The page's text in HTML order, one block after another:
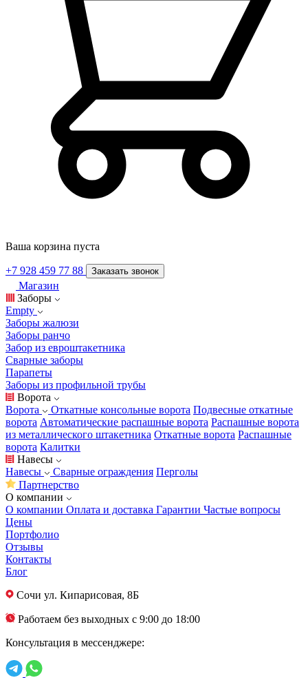
Ваша корзина пуста
+7 928 459 77 88 Заказать звонок
Магазин
Заборы
Empty
Заборы жалюзи
Заборы ранчо
Забор из евроштакетника
Сварные заборы
Парапеты
Заборы из профильной трубы
Ворота
Ворота
Откатные консольные ворота Подвесные откатные
ворота Автоматические распашные ворота Распашные ворота
из металлического штакетника Откатные ворота Распашные
ворота Калитки
Навесы
Навесы
Сварные ограждения Перголы
Партнерство
О компании
О компании Оплата и доставка Гарантии Частые вопросы
Цены
Портфолио
Отзывы
Контакты
Блог
Сочи ул. Кипарисовая, 8Б
Работаем без выходных с 9:00 до 18:00
Консультация в мессенджере: